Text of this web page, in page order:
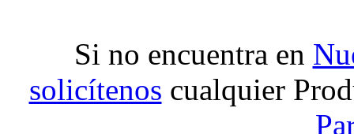
Si no encuentra en
solicítenos cualquier